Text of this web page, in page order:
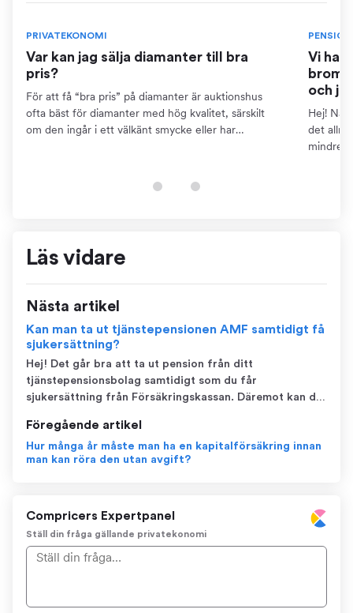
PRIVATEKONOMI
Var kan jag sälja diamanter till bra
pris?
För att få “bra pris” på diamanter är auktionshus
ofta bäst för diamanter med hög kvalitet, särskilt
om den ingår i ett välkänt smycke eller har
PENSION
Vi har
och
Hej! När
det
mindre
Läs vidare
Nästa artikel
Kan man ta ut tjänstepensionen AMF samtidigt få
sjukersättning?
Hej! Det går bra att ta ut pension från ditt
tjänstepensionsbolag samtidigt som du får
sjukersättning från Försäkringskassan. Däremot kan du
sjukförsäkring som ingår i tjänstepensionen om du
börjar ta ut pension, så ta kontakt med både AMF och
Försäkring...
Föregående artikel
Hur många år måste man ha en kapitalförsäkring innan
man kan röra den utan avgift?
Compricers Expertpanel
Ställ din fråga gällande privatekonomi